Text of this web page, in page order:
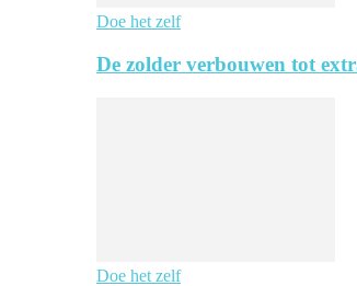
Doe het zelf
De zolder verbouwen tot
Doe het zelf